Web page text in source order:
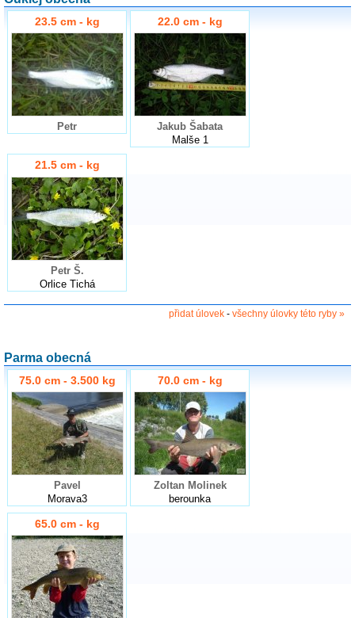
23.5 cm - kg
Petr
22.0 cm - kg
Jakub Šabata
Malše 1
21.5 cm - kg
Petr Š.
Orlice Tichá
přidat úlovek - všechny úlovky této ryby »
Parma obecná
75.0 cm - 3.500 kg
Pavel
Morava3
70.0 cm - kg
Zoltan Molinek
berounka
65.0 cm - kg